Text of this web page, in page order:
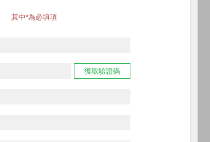
其中*為必填項
獲取驗證碼